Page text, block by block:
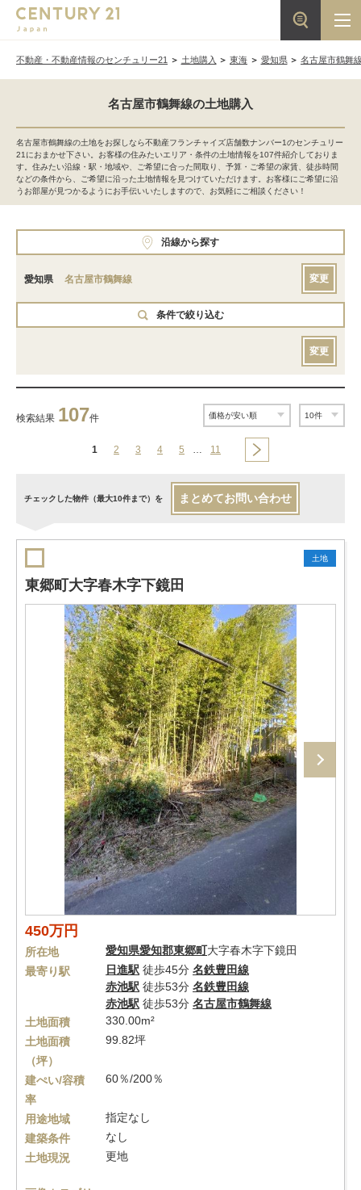
不動産・不動産情報のセンチュリー21 土地購入 東海 愛知県 名古屋市鶴舞
名古屋市鶴舞線の土地購入
名古屋市鶴舞線の土地をお探しなら不動産フランチャイズ店舗数ナンバー1のセンチュリー
21におまかせ下さい。お客様の住みたいエリア・条件の土地情報を107件紹介しておりま
す。住みたい沿線・駅・地域や、ご希望に合った間取り、予算・ご希望の家賃、徒歩時間
などの条件から、ご希望に沿った土地情報を見つけていただけます。お客様にご希望に沿
うお部屋が見つかるようにお手伝いいたしますので、お気軽にご相談ください！
沿線から探す
愛知県 名古屋市鶴舞線 変更
条件で絞り込む
変更
検索結果 107件
1 2 3 4 5 … 11
チェックした物件（最大10件まで）を まとめてお問い合わせ
土地
東郷町大字春木字下鏡田
450万円
所在地 愛知県愛知郡東郷町大字春木字下鏡田
最寄り駅
日進駅 徒歩45分 名鉄豊田線
赤池駅 徒歩53分 名鉄豊田線
赤池駅 徒歩53分 名古屋市鶴舞線
土地面積
330.00m²
土地面積
（坪）
99.82坪
建ぺい/容積
率
60％/200％
用途地域
指定なし
建築条件
なし
土地現況
更地